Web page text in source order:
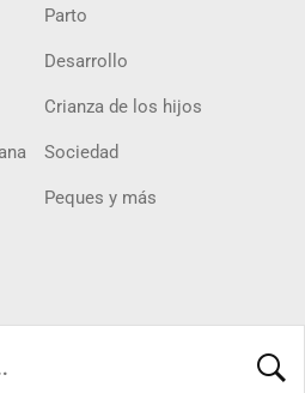
Parto
Desarrollo
Crianza de los hijos
Sociedad
Peques y más